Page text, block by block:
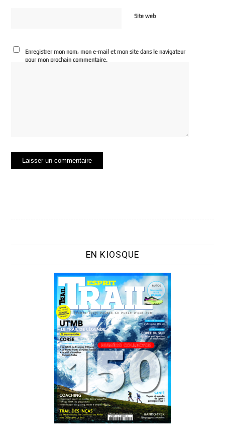
Site web
Enregistrer mon nom, mon e-mail et mon site dans le navigateur
pour mon prochain commentaire.
EN KIOSQUE